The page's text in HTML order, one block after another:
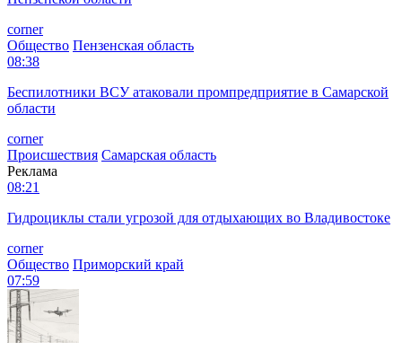
corner
Общество Пензенская область
08:38
Беспилотники ВСУ атаковали промпредприятие в Самарской
области
corner
Происшествия Самарская область
Реклама
08:21
Гидроциклы стали угрозой для отдыхающих во Владивостоке
corner
Общество Приморский край
07:59